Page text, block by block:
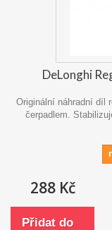
DeLonghi
Originální náhradní díl
čerpadlem.
288 Kč
Přidat do